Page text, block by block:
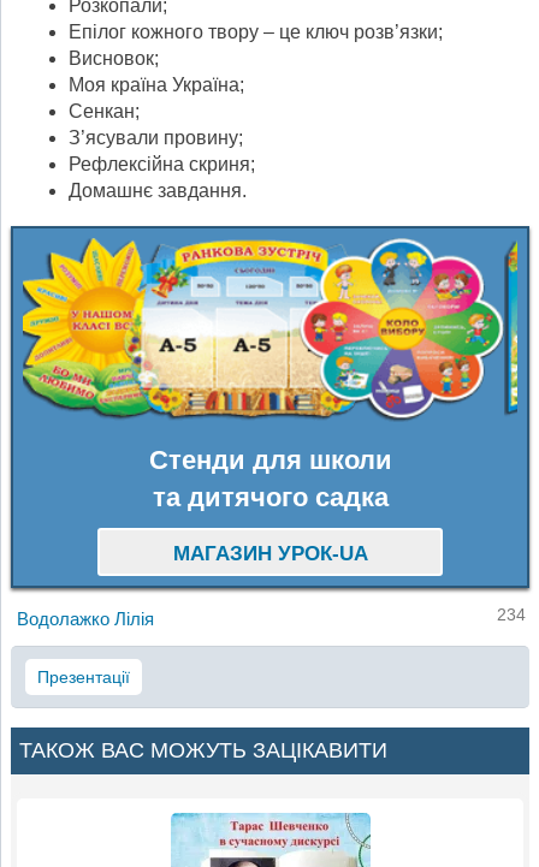
Розкопали;
Епілог кожного твору – це ключ розв’язки;
Висновок;
Моя країна Україна;
Сенкан;
З’ясували провину;
Рефлексійна скриня;
Домашнє завдання.
Стенди для школи
та дитячого садка
МАГАЗИН УРОК-UA
Водолажко Лілія 234
Презентації
ТАКОЖ ВАС МОЖУТЬ ЗАЦІКАВИТИ